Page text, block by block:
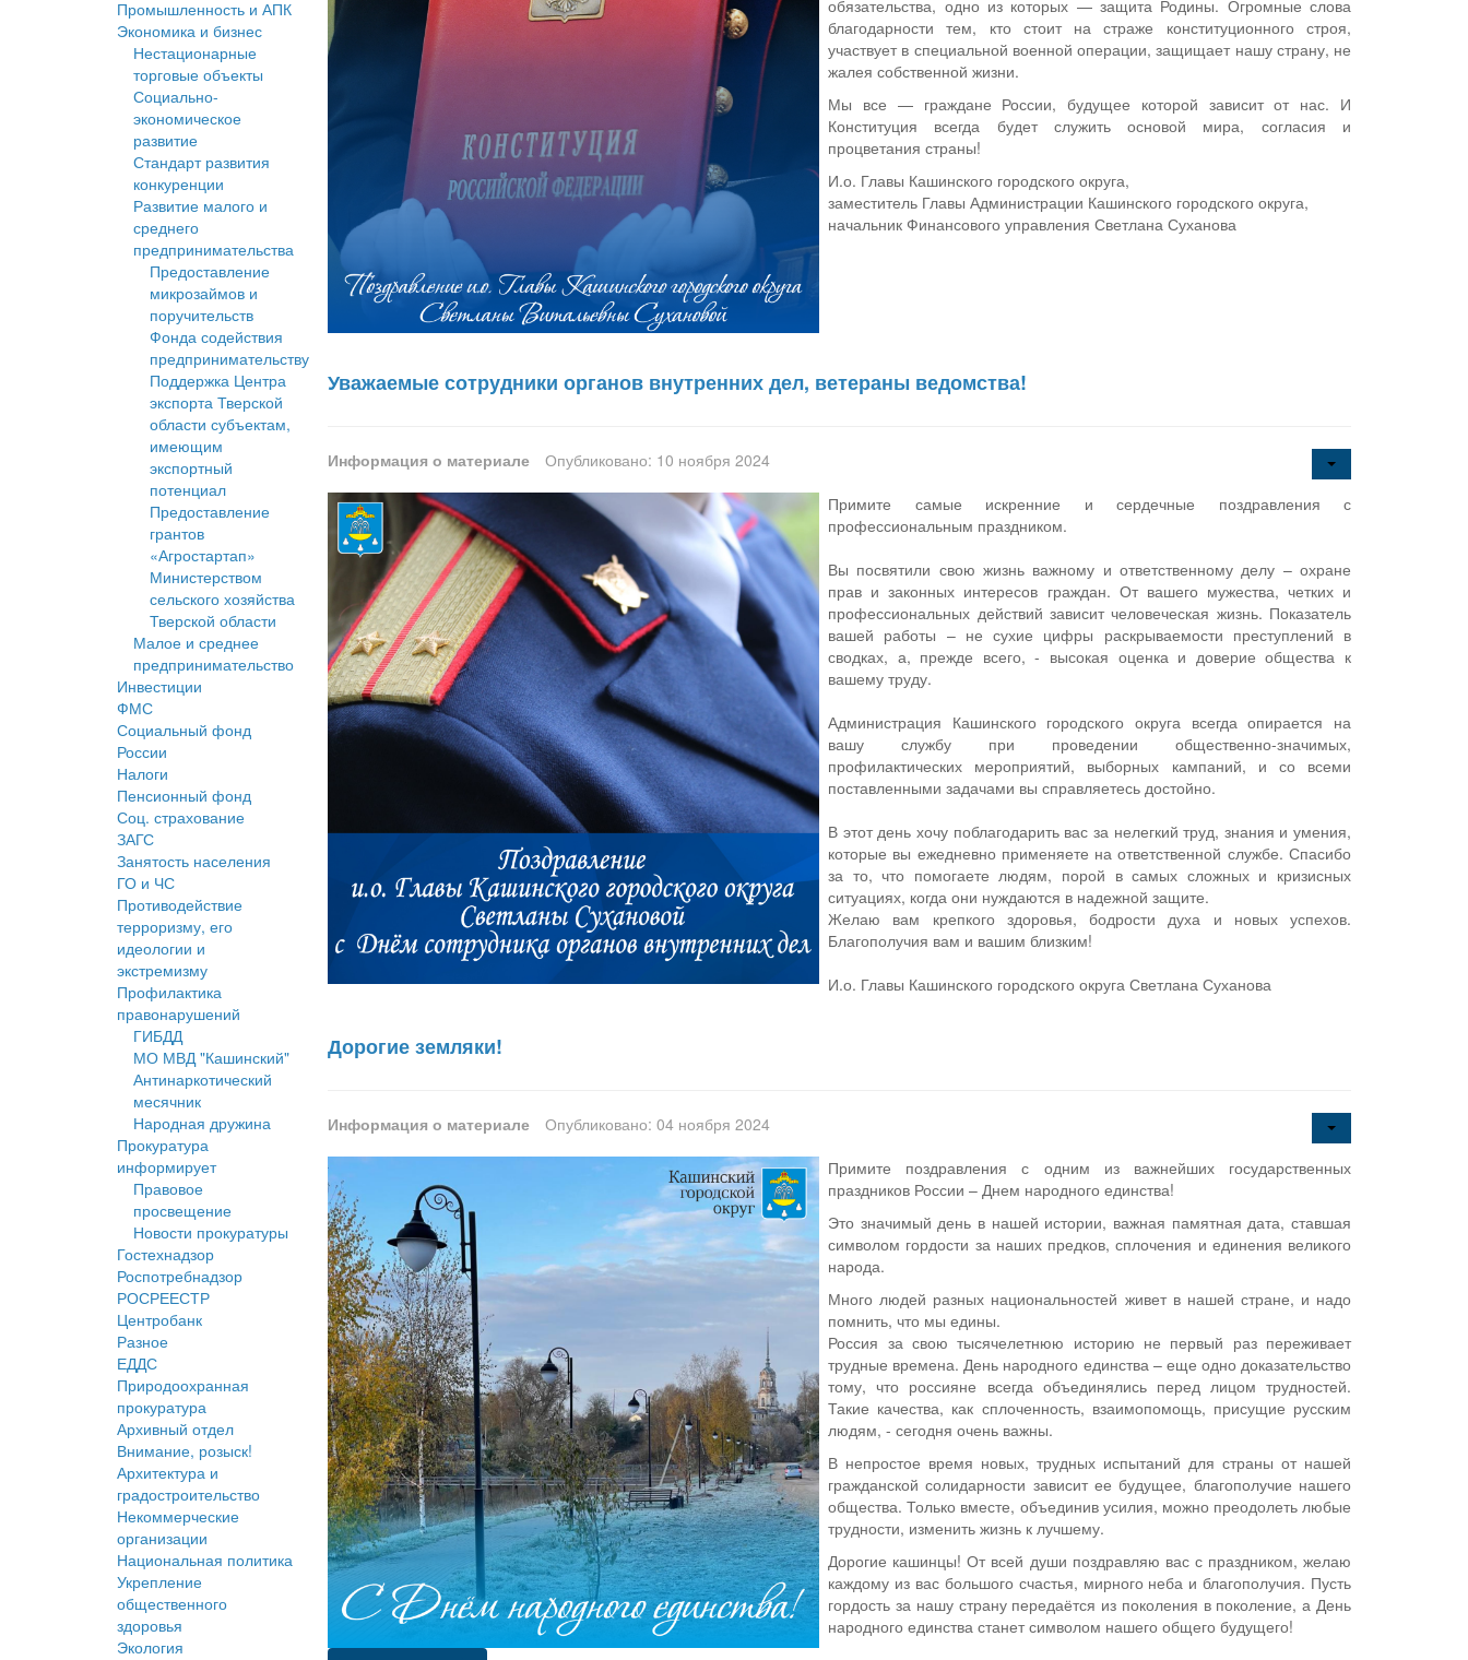
Промышленность и АПК
Экономика и бизнес
Нестационарные
торговые объекты
Социально-
экономическое
развитие
Стандарт развития
конкуренции
Развитие малого и
среднего
предпринимательства
Предоставление
микрозаймов и
поручительств
Фонда содействия
предпринимательству
Поддержка Центра
экспорта Тверской
области субъектам,
имеющим
экспортный
потенциал
Предоставление
грантов
«Агростартап»
Министерством
сельского хозяйства
Тверской области
Малое и среднее
предпринимательство
Инвестиции
ФМС
Социальный фонд
России
Налоги
Пенсионный фонд
Соц. страхование
ЗАГС
Занятость населения
ГО и ЧС
Противодействие
терроризму, его
идеологии и
экстремизму
Профилактика
правонарушений
ГИБДД
МО МВД "Кашинский"
Антинаркотический
месячник
Народная дружина
Прокуратура
информирует
Правовое
просвещение
Новости прокуратуры
Гостехнадзор
Роспотребнадзор
РОСРЕЕСТР
Центробанк
Разное
ЕДДС
Природоохранная
прокуратура
Архивный отдел
Внимание, розыск!
Архитектура и
градостроительство
Некоммерческие
организации
Национальная политика
Укрепление
общественного
здоровья
Экология
обязательства, одно из которых — защита Родины. Огромные слова
благодарности тем, кто стоит на страже конституционного строя,
участвует в специальной военной операции, защищает нашу страну, не
жалея собственной жизни.
Мы все — граждане России, будущее которой зависит от нас. И
Конституция всегда будет служить основой мира, согласия и
процветания страны!
И.о. Главы Кашинского городского округа,
заместитель Главы Администрации Кашинского городского округа,
начальник Финансового управления Светлана Суханова
Уважаемые сотрудники органов внутренних дел, ветераны ведомства!
Информация о материале
Опубликовано: 10 ноября 2024
Примите самые искренние и сердечные поздравления с
профессиональным праздником.
Вы посвятили свою жизнь важному и ответственному делу – охране
прав и законных интересов граждан. От вашего мужества, четких и
профессиональных действий зависит человеческая жизнь. Показатель
вашей работы – не сухие цифры раскрываемости преступлений в
сводках, а, прежде всего, - высокая оценка и доверие общества к
вашему труду.
Администрация Кашинского городского округа всегда опирается на
вашу службу при проведении общественно-значимых,
профилактических мероприятий, выборных кампаний, и со всеми
поставленными задачами вы справляетесь достойно.
В этот день хочу поблагодарить вас за нелегкий труд, знания и умения,
которые вы ежедневно применяете на ответственной службе. Спасибо
за то, что помогаете людям, порой в самых сложных и кризисных
ситуациях, когда они нуждаются в надежной защите.
Желаю вам крепкого здоровья, бодрости духа и новых успехов.
Благополучия вам и вашим близким!
И.о. Главы Кашинского городского округа Светлана Суханова
Дорогие земляки!
Информация о материале
Опубликовано: 04 ноября 2024
Примите поздравления с одним из важнейших государственных
праздников России – Днем народного единства!
Это значимый день в нашей истории, важная памятная дата, ставшая
символом гордости за наших предков, сплочения и единения великого
народа.
Много людей разных национальностей живет в нашей стране, и надо
помнить, что мы едины.
Россия за свою тысячелетнюю историю не первый раз переживает
трудные времена. День народного единства – еще одно доказательство
тому, что россияне всегда объединялись перед лицом трудностей.
Такие качества, как сплоченность, взаимопомощь, присущие русским
людям, - сегодня очень важны.
В непростое время новых, трудных испытаний для страны от нашей
гражданской солидарности зависит ее будущее, благополучие нашего
общества. Только вместе, объединив усилия, можно преодолеть любые
трудности, изменить жизнь к лучшему.
Дорогие кашинцы! От всей души поздравляю вас с праздником, желаю
каждому из вас большого счастья, мирного неба и благополучия. Пусть
гордость за нашу страну передаётся из поколения в поколение, а День
народного единства станет символом нашего общего будущего!